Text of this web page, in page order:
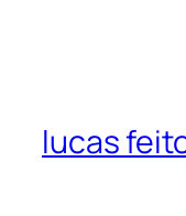
lucas